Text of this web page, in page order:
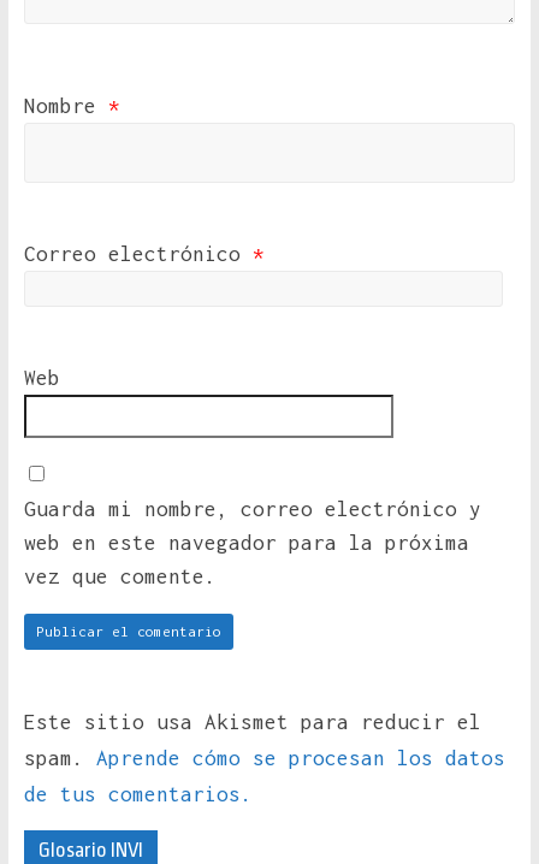
Nombre *
Correo electrónico *
Web
Guarda mi nombre, correo electrónico y
web en este navegador para la próxima
vez que comente.
Este sitio usa Akismet para reducir el
spam. Aprende cómo se procesan los datos
de tus comentarios.
Glosario INVI